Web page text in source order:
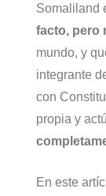
Somaliland
facto, pero
mundo, y
integrante
con
propia y
En este